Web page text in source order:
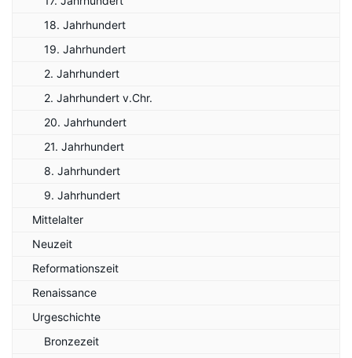
18. Jahrhundert
19. Jahrhundert
2. Jahrhundert
2. Jahrhundert v.Chr.
20. Jahrhundert
21. Jahrhundert
8. Jahrhundert
9. Jahrhundert
Mittelalter
Neuzeit
Reformationszeit
Renaissance
Urgeschichte
Bronzezeit